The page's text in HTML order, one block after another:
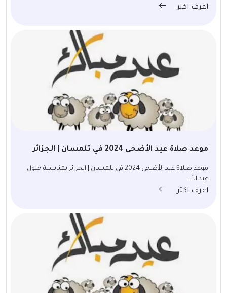
اعرف اكثر
موعد صلاة عيد الأضحى 2024 في تلمسان | الجزائر
موعد صلاة عيد الأضحى 2024 في تلمسان | الجزائر بمناسبة حلول
عيد الأ...
اعرف اكثر